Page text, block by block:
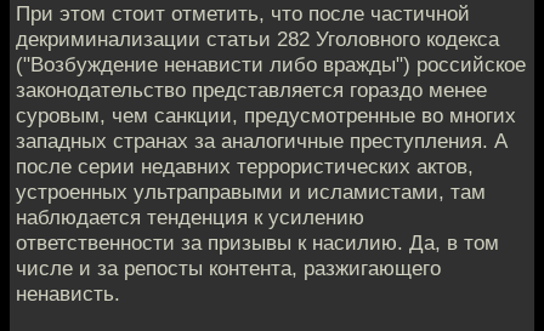
При этом стоит отметить, что после частичной
декриминализации статьи 282 Уголовного кодекса
("Возбуждение ненависти либо вражды") российское
законодательство представляется гораздо менее
суровым, чем санкции, предусмотренные во многих
западных странах за аналогичные преступления. А
после серии недавних террористических актов,
устроенных ультраправыми и исламистами, там
наблюдается тенденция к усилению
ответственности за призывы к насилию. Да, в том
числе и за репосты контента, разжигающего
ненависть.